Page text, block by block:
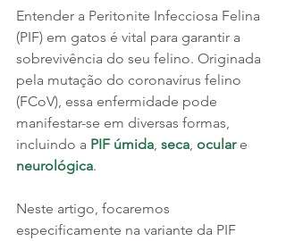
Entender a Peritonite Infecciosa Felina
(PIF) em gatos é vital para garantir a
sobrevivência do seu felino. Originada
pela mutação do coronavírus felino
(FCoV), essa enfermidade pode
manifestar-se em diversas formas,
incluindo a PIF úmida seca ocular e
neurológica.
Neste artigo, focaremos
especificamente na variante da PIF